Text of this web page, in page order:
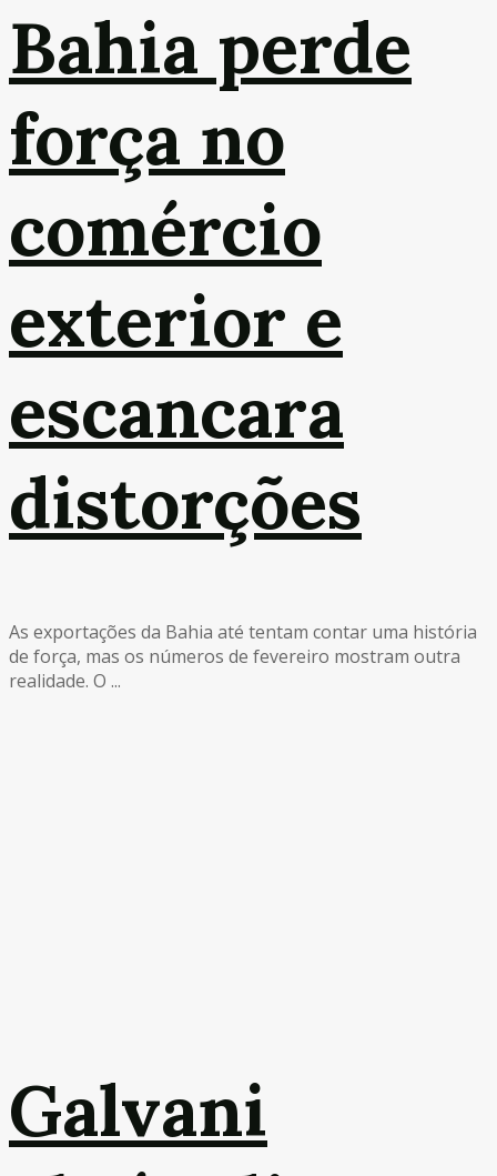
Bahia perde
força no
comércio
exterior e
escancara
distorções
As exportações da Bahia até tentam contar uma história
de força, mas os números de fevereiro mostram outra
realidade. O ...
Galvani